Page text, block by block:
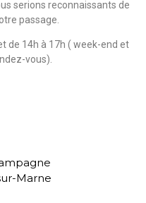
serions reconnaissants de
passage.
de 14h à 17h ( week-end et
vous).
Marne